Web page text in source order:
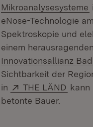
Mikroanalysesysteme
eNose-Technologie
Spektroskopie und
einem
Innovationsallianz
Sichtbarkeit der
in
Extern:
THE LÄND kann
betonte Bauer.